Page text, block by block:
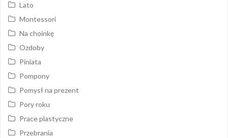
Lato
Montessori
Na choinkę
Ozdoby
Piniata
Pompony
Pomysł na prezent
Pory roku
Prace plastyczne
Przebrania